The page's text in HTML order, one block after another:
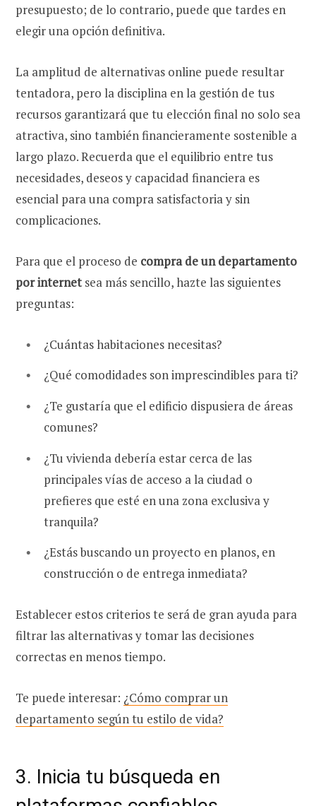
presupuesto; de lo contrario, puede que tardes en
elegir una opción definitiva.
La amplitud de alternativas online puede resultar
tentadora, pero la disciplina en la gestión de tus
recursos garantizará que tu elección final no solo sea
atractiva, sino también financieramente sostenible a
largo plazo. Recuerda que el equilibrio entre tus
necesidades, deseos y capacidad financiera es
esencial para una compra satisfactoria y sin
complicaciones.
Para que el proceso de compra de un departamento
por internetsea más sencillo, hazte las siguientes
preguntas:
¿Cuántas habitaciones necesitas?
¿Qué comodidades son imprescindibles para ti?
¿Te gustaría que el edificio dispusiera de áreas
comunes?
¿Tu vivienda debería estar cerca de las
principales vías de acceso a la ciudad o
prefieres que esté en una zona exclusiva y
tranquila?
¿Estás buscando un proyecto en planos, en
construcción o de entrega inmediata?
Establecer estos criterios te será de gran ayuda para
filtrar las alternativas y tomar las decisiones
correctas en menos tiempo.
Te puede interesar: ¿Cómo comprar un
departamento según tu estilo de vida?
3. Inicia tu búsqueda en